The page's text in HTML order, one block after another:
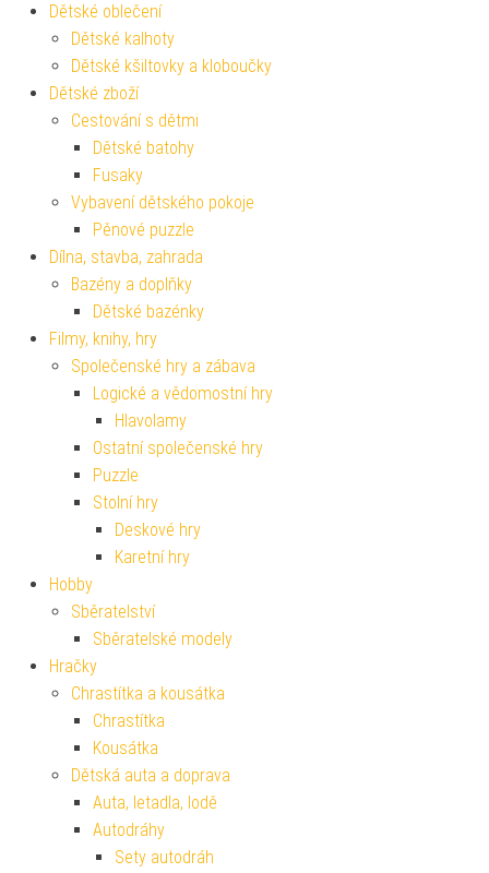
Dětské oblečení
Dětské kalhoty
Dětské kšiltovky a kloboučky
Dětské zboží
Cestování s dětmi
Dětské batohy
Fusaky
Vybavení dětského pokoje
Pěnové puzzle
Dílna, stavba, zahrada
Bazény a doplňky
Dětské bazénky
Filmy, knihy, hry
Společenské hry a zábava
Logické a vědomostní hry
Hlavolamy
Ostatní společenské hry
Puzzle
Stolní hry
Deskové hry
Karetní hry
Hobby
Sběratelství
Sběratelské modely
Hračky
Chrastítka a kousátka
Chrastítka
Kousátka
Dětská auta a doprava
Auta, letadla, lodě
Autodráhy
Sety autodráh